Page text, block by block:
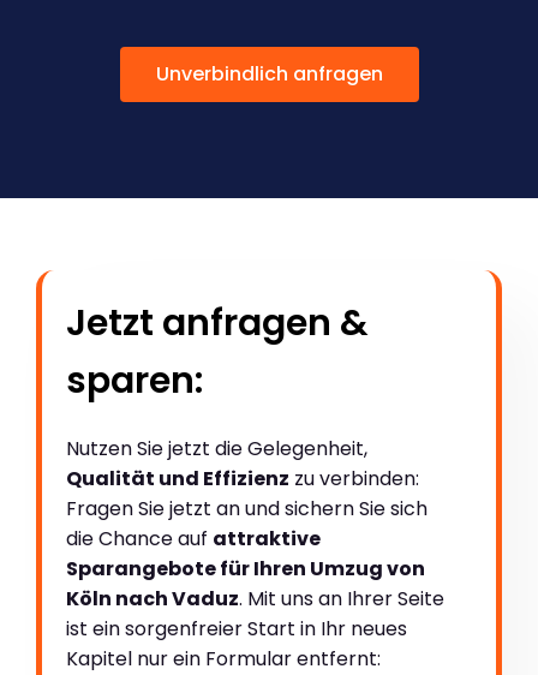
Unverbindlich anfragen
Jetzt anfragen &
sparen:
Nutzen Sie jetzt die Gelegenheit,
Qualität und Effizienz zu verbinden:
Fragen Sie jetzt an und sichern Sie sich
die Chance auf attraktive
Sparangebote für Ihren Umzug von
Köln nach Vaduz. Mit uns an Ihrer Seite
ist ein sorgenfreier Start in Ihr neues
Kapitel nur ein Formular entfernt: